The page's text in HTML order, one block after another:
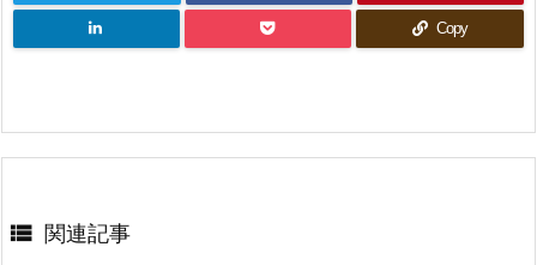
Copy
 関連記事